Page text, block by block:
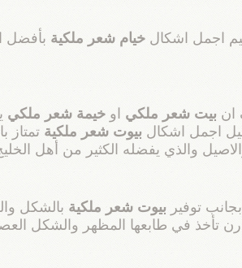
اجمل اشكال خيام شعر ملكية بأفضل
ان بيت شعر ملكي او خيمة شعر ملكي
اجمل اشكال بيوت شعر ملكية تمتاز
والذي يفضله الكثير من أهل
توفير بيوت شعر ملكية بالشكل
تأخذ في طابعها المظهر والشكل